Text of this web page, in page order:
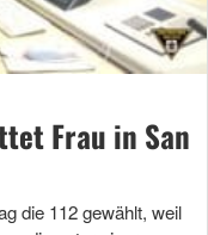
Frau in San
die 112 gewählt, weil